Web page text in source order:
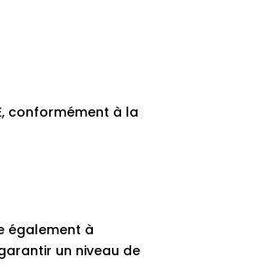
conformément à la
également à
un niveau de